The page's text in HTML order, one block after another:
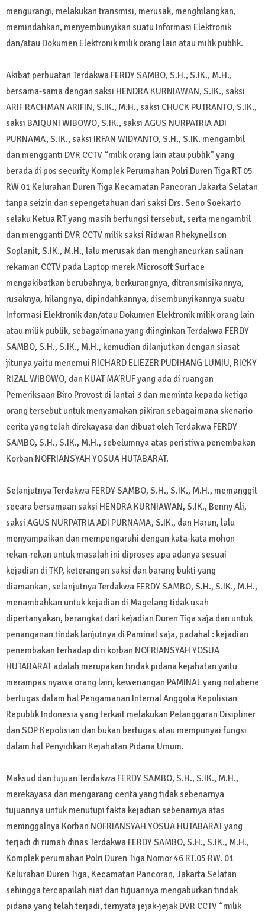
mengurangi, melakukan transmisi, merusak, menghilangkan,
memindahkan, menyembunyikan suatu Informasi Elektronik
dan/atau Dokumen Elektronik milik orang lain atau milik publik.
Akibat perbuatan Terdakwa FERDY SAMBO, S.H., S.IK., M.H.,
bersama-sama dengan saksi HENDRA KURNIAWAN, S.IK., saksi
ARIF RACHMAN ARIFIN, S.IK., M.H., saksi CHUCK PUTRANTO, S.IK.,
saksi BAIQUNI WIBOWO, S.IK., saksi AGUS NURPATRIA ADI
PURNAMA, S.IK., saksi IRFAN WIDYANTO, S.H., S.IK. mengambil
dan mengganti DVR CCTV “milik orang lain atau publik” yang
berada di pos security Komplek Perumahan Polri Duren Tiga RT 05
RW 01 Kelurahan Duren Tiga Kecamatan Pancoran Jakarta Selatan
tanpa seizin dan sepengetahuan dari saksi Drs. Seno Soekarto
selaku Ketua RT yang masih berfungsi tersebut, serta mengambil
dan mengganti DVR CCTV milik saksi Ridwan Rhekynellson
Soplanit, S.IK., M.H., lalu merusak dan menghancurkan salinan
rekaman CCTV pada Laptop merek Microsoft Surface
mengakibatkan berubahnya, berkurangnya, ditransmisikannya,
rusaknya, hilangnya, dipindahkannya, disembunyikannya suatu
Informasi Elektronik dan/atau Dokumen Elektronik milik orang lain
atau milik publik, sebagaimana yang diinginkan Terdakwa FERDY
SAMBO, S.H., S.IK., M.H., kemudian dilanjutkan dengan siasat
jitunya yaitu menemui RICHARD ELIEZER PUDIHANG LUMIU, RICKY
RIZAL WIBOWO, dan KUAT MA’RUF yang ada di ruangan
Pemeriksaan Biro Provost di lantai 3 dan meminta kepada ketiga
orang tersebut untuk menyamakan pikiran sebagaimana skenario
cerita yang telah direkayasa dan dibuat oleh Terdakwa FERDY
SAMBO, S.H., S.IK., M.H., sebelumnya atas peristiwa penembakan
Korban NOFRIANSYAH YOSUA HUTABARAT.
Selanjutnya Terdakwa FERDY SAMBO, S.H., S.IK., M.H., memanggil
secara bersamaan saksi HENDRA KURNIAWAN, S.IK., Benny Ali,
saksi AGUS NURPATRIA ADI PURNAMA, S.IK., dan Harun, lalu
menyampaikan dan mempengaruhi dengan kata-kata mohon
rekan-rekan untuk masalah ini diproses apa adanya sesuai
kejadian di TKP, keterangan saksi dan barang bukti yang
diamankan, selanjutnya Terdakwa FERDY SAMBO, S.H., S.IK., M.H.,
menambahkan untuk kejadian di Magelang tidak usah
dipertanyakan, berangkat dari kejadian Duren Tiga saja dan untuk
penanganan tindak lanjutnya di Paminal saja, padahal : kejadian
penembakan terhadap diri korban NOFRIANSYAH YOSUA
HUTABARAT adalah merupakan tindak pidana kejahatan yaitu
merampas nyawa orang lain, kewenangan PAMINAL yang notabene
bertugas dalam hal Pengamanan Internal Anggota Kepolisian
Republik Indonesia yang terkait melakukan Pelanggaran Disipliner
dan SOP Kepolisian dan bukan bertugas atau mempunyai fungsi
dalam hal Penyidikan Kejahatan Pidana Umum.
Maksud dan tujuan Terdakwa FERDY SAMBO, S.H., S.IK., M.H.,
merekayasa dan mengarang cerita yang tidak sebenarnya
tujuannya untuk menutupi fakta kejadian sebenarnya atas
meninggalnya Korban NOFRIANSYAH YOSUA HUTABARAT yang
terjadi di rumah dinas Terdakwa FERDY SAMBO, S.H., S.IK., M.H.,
Komplek perumahan Polri Duren Tiga Nomor 46 RT.05 RW. 01
Kelurahan Duren Tiga, Kecamatan Pancoran, Jakarta Selatan
sehingga tercapailah niat dan tujuannya mengaburkan tindak
pidana yang telah terjadi, ternyata jejak-jejak DVR CCTV “milik